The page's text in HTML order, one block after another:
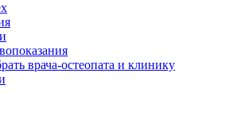
врача-остеопата и клинику